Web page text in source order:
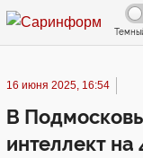
16 июня 2025, 16:54
В
интеллект на